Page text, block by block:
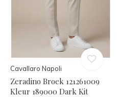
Cavallaro Napoli
Zeradino Broek 121261009
Kleur 189000 Dark Kit